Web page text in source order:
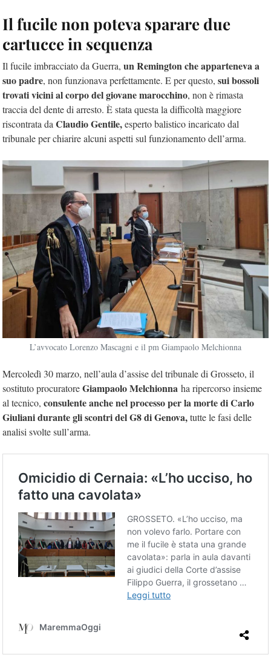
Il fucile non poteva sparare due
cartucce in sequenza
Il fucile imbracciato da Guerra, un Remington che apparteneva a
suo padre, non funzionava perfettamente. E per questo, sui bossoli
trovati vicini al corpo del giovane marocchino, non è rimasta
traccia del dente di arresto. È stata questa la difficoltà maggiore
riscontrata daClaudio Gentile,esperto balistico incaricato dal
tribunale per chiarire alcuni aspetti sul funzionamento dell’arma.
L’avvocato Lorenzo Mascagni e il pm Giampaolo Melchionna
Mercoledì 30 marzo, nell’aula d’assise del tribunale di Grosseto, il
sostituto procuratoreGiampaolo Melchionna ha ripercorso insieme
al tecnico, consulente anche nel processo per la morte di Carlo
Giuliani durante gli scontri del G8 di Genova,tutte le fasi delle
analisi svolte sull’arma.